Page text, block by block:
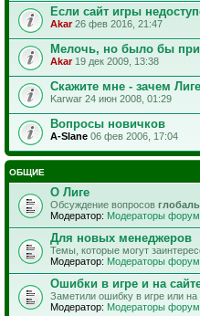
Если сайт игры
Akar26 фев 2016, 21:47
Мелочь, но было бы
Akar19 дек 2009, 13:38
Скажите мне - зачем
Karwar 24 июн 2008, 01:29
Вопросы новичков
A-Slane 06 фев 2006, 17:04
ОБЩИЕ
О Лиге
Обсуждение вопросов
Модератор: Модераторы
Для новых менеджеров
Темы, которые могут
Модератор: Модераторы
Ошибки в игре и на
Заметили ошибку в игре или
Модератор: Модераторы